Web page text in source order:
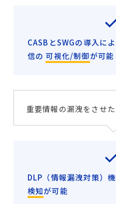
CASBとSWGの導入に
信の可視化/制御が可能
重要情報の漏洩をさせ
DLP（情報漏洩対策）
検知が可能